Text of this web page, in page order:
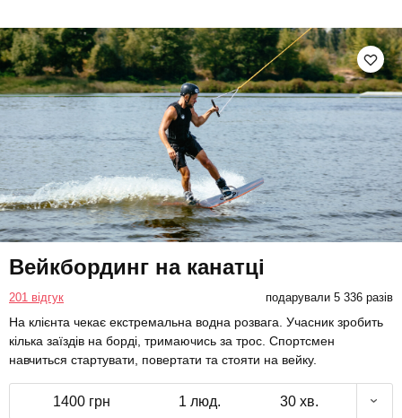
Вейкбординг на канатці
201 відгук подарували 5 336 разів
На клієнта чекає екстремальна водна розвага. Учасник зробить
кілька заїздів на борді, тримаючись за трос. Спортсмен
навчиться стартувати, повертати та стояти на вейку.
1400 грн 1 люд. 30 хв.